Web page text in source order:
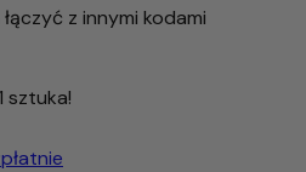
z innymi kodami
sztuka!